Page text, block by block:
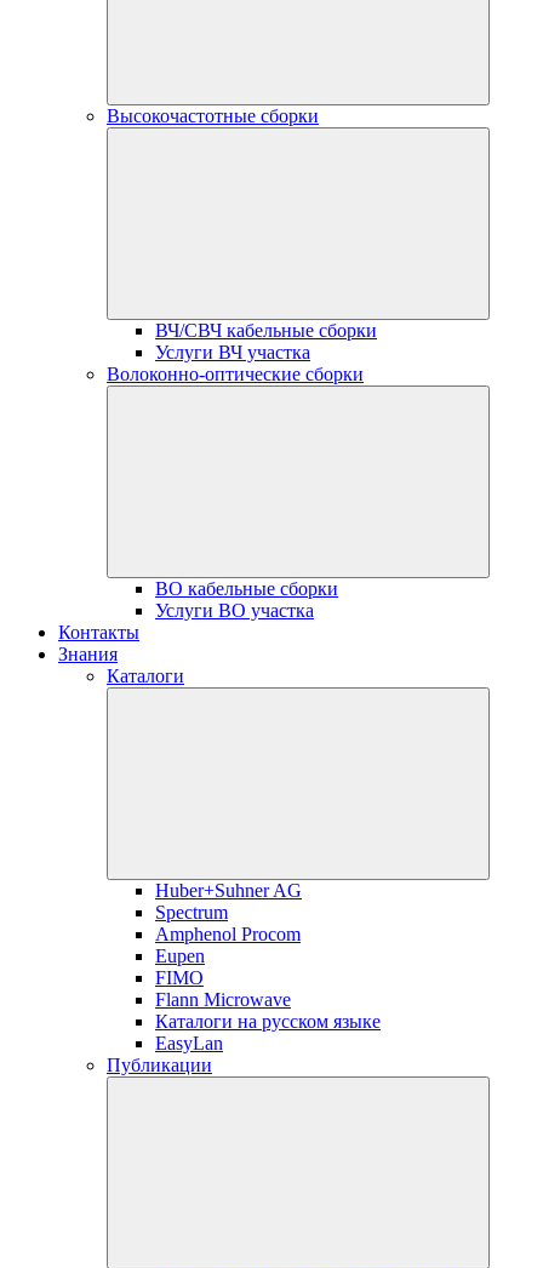
Высокочастотные сборки
ВЧ/СВЧ кабельные сборки
Услуги ВЧ участка
Волоконно-оптические сборки
ВО кабельные сборки
Услуги ВО участка
Контакты
Знания
Каталоги
Huber+Suhner AG
Spectrum
Amphenol Procom
Eupen
FIMO
Flann Microwave
Каталоги на русском языке
EasyLan
Публикации